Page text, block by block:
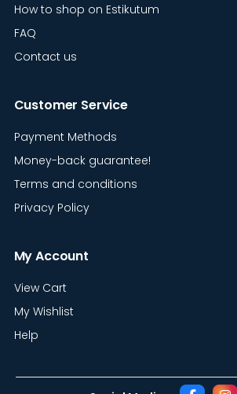
How to shop on Estikutum
FAQ
Contact us
Customer Service
Payment Methods
Money-back guarantee!
Terms and conditions
Privacy Policy
My Account
View Cart
My Wishlist
Help